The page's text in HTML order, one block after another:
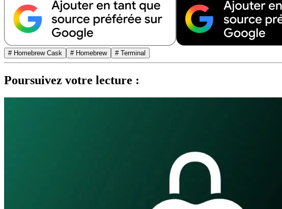
# Homebrew Cask # Homebrew # Terminal
Poursuivez votre lecture :